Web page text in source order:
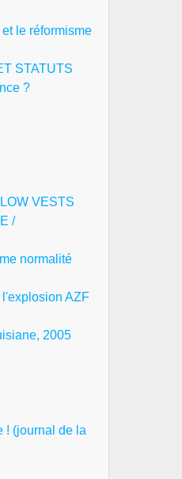
le réformisme
STATUTS
?
VESTS
/
normalité
AZF
2005
! (journal de la